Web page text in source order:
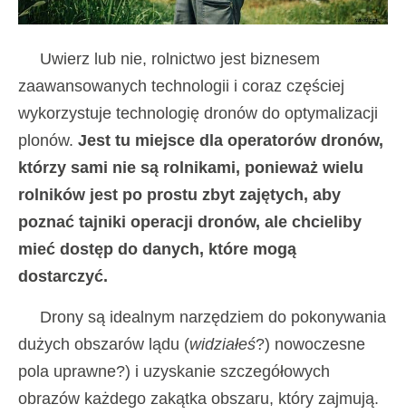
Uwierz lub nie, rolnictwo jest biznesem
zaawansowanych technologii i coraz częściej
wykorzystuje technologię dronów do optymalizacji
plonów. Jest tu miejsce dla operatorów dronów,
którzy sami nie są rolnikami, ponieważ wielu
rolników jest po prostu zbyt zajętych, aby
poznać tajniki operacji dronów, ale chcieliby
mieć dostęp do danych, które mogą
dostarczyć.
Drony są idealnym narzędziem do pokonywania
dużych obszarów lądu (widziałeś?) nowoczesne
pola uprawne?) i uzyskanie szczegółowych
obrazów każdego zakątka obszaru, który zajmują.